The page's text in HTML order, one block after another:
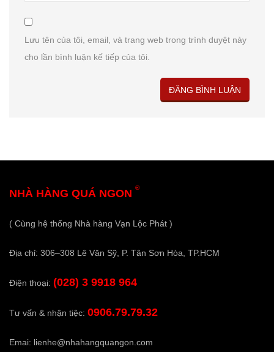
Lưu tên của tôi, email, và trang web trong trình duyệt này
cho lần bình luận kế tiếp của tôi.
NHÀ HÀNG QUÁ NGON ®
( Cùng hệ thống Nhà hàng Vạn Lộc Phát )
Địa chỉ: 306–308 Lê Văn Sỹ, P. Tân Sơn Hòa, TP.HCM
Điện thoại: (028) 3 9918 964
Tư vấn & nhận tiệc: 0906.79.79.32
Emai: lienhe@nhahangquangon.com